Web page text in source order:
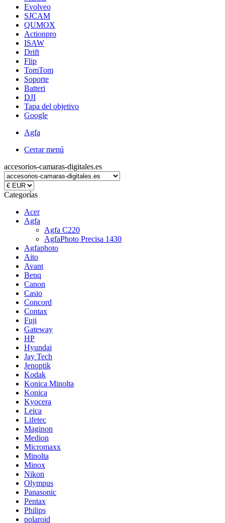
Evolveo
SJCAM
QUMOX
Actionpro
ISAW
Drift
Flip
TomTom
Soporte
Batteri
DJI
Tapa del objetivo
Google
Agfa
Cerrar menú
accesorios-camaras-digitales.es
Categorías
Acer
Agfa
Agfa C220
AgfaPhoto Precisa 1430
Agfaphoto
Aito
Avant
Benq
Canon
Casio
Concord
Contax
Fuji
Gateway
HP
Hyundai
Jay Tech
Jenoptik
Kodak
Konica Minolta
Konica
Kyocera
Leica
Lifetec
Maginon
Medion
Micromaxx
Minolta
Minox
Nikon
Olympus
Panasonic
Pentax
Philips
polaroid